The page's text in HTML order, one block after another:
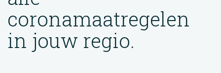
coronamaatregelen
in jouw regio.